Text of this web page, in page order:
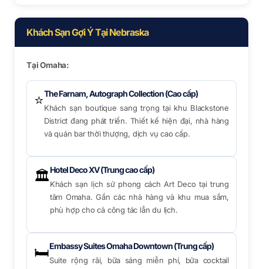
Khách Sạn Gợi Ý Tại Nebraska
Tại Omaha:
⭐The Farnam, Autograph Collection (Cao cấp)
Khách sạn boutique sang trọng tại khu Blackstone
District đang phát triển. Thiết kế hiện đại, nhà hàng
và quán bar thời thượng, dịch vụ cao cấp.
🏛Hotel Deco XV (Trung cao cấp)
Khách sạn lịch sử phong cách Art Deco tại trung
tâm Omaha. Gần các nhà hàng và khu mua sắm,
phù hợp cho cả công tác lẫn du lịch.
🛏Embassy Suites Omaha Downtown (Trung cấp)
Suite rộng rãi, bữa sáng miễn phí, bữa cocktail